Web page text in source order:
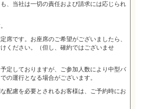
、当社は一切の責任および請求には応じられ
席です。お座席のご希望がございましたら、
ください。（但し、確約ではございませ
定しておりますが、ご参加人数により中型バ
の運行となる場合がございます。
配慮を必要とされるお客様は、ご予約時にお